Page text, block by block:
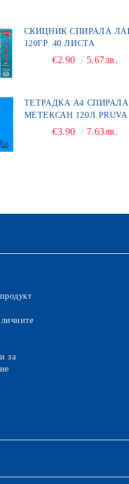
СКИЦНИК СПИРАЛА ЛАРЕД
120ГР. 40 ЛИСТА
€2.90 5.67лв.
ТЕТРАДКА А4 СПИРАЛА
€3.90 7.63лв.
за